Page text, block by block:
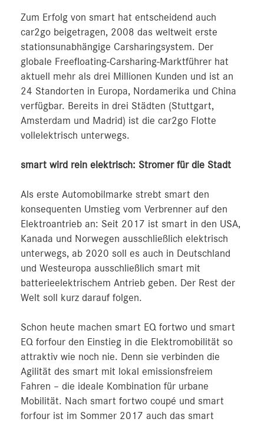
Zum Erfolg von smart hat entscheidend auch
car2go beigetragen, 2008 das weltweit erste
stationsunabhängige Carsharingsystem. Der
globale Freefloating-Carsharing-Marktführer hat
aktuell mehr als drei Millionen Kunden und ist an
24 Standorten in Europa, Nordamerika und China
verfügbar. Bereits in drei Städten (Stuttgart,
Amsterdam und Madrid) ist die car2go Flotte
vollelektrisch unterwegs.
smart wird rein elektrisch: Stromer für die Stadt
Als erste Automobilmarke strebt smart den
konsequenten Umstieg vom Verbrenner auf den
Elektroantrieb an: Seit 2017 ist smart in den USA,
Kanada und Norwegen ausschließlich elektrisch
unterwegs, ab 2020 soll es auch in Deutschland
und Westeuropa ausschließlich smart mit
batterieelektrischem Antrieb geben. Der Rest der
Welt soll kurz darauf folgen.
Schon heute machen smart EQ fortwo und smart
EQ forfour den Einstieg in die Elektromobilität so
attraktiv wie noch nie. Denn sie verbinden die
Agilität des smart mit lokal emissionsfreiem
Fahren – die ideale Kombination für urbane
Mobilität. Nach smart fortwo coupé und smart
forfour ist im Sommer 2017 auch das smart